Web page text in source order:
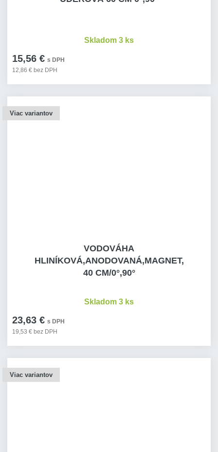
15,56 € s DPH
12,86 € bez DPH
Skladom 3 ks
Viac variantov
VODOVÁHA
HLINÍKOVÁ,ANODOVANÁ,MAGNET,
40 CM/0°,90°
23,63 € s DPH
19,53 € bez DPH
Skladom 3 ks
Viac variantov